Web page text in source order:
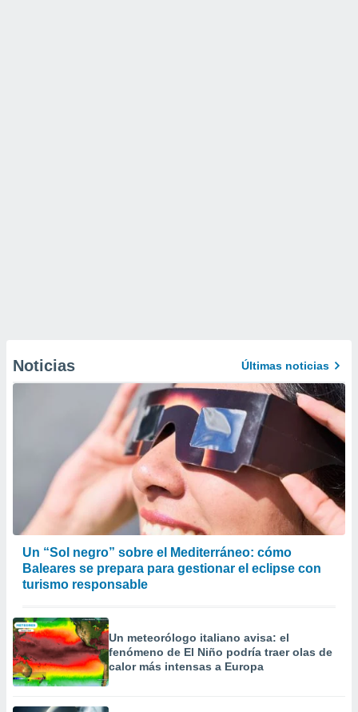
Noticias Últimas noticias
Un “Sol negro” sobre el Mediterráneo: cómo
Baleares se prepara para gestionar el eclipse con
turismo responsable
Un meteorólogo italiano avisa: el
fenómeno de El Niño podría traer olas de
calor más intensas a Europa